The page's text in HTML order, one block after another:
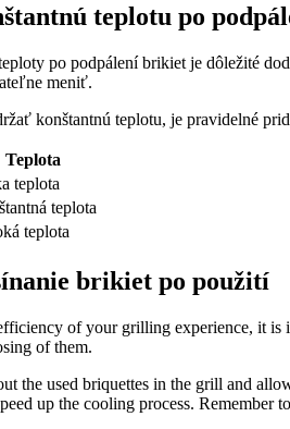
teplotu po
po podpálení brikiet je ‌dôležité
meniť.
konštantnú teplotu, ⁢je pravidelné⁢
Teplota
teplota
teplota
teplota
brikiet po použití
of your grilling experience, it
of⁣ them.‌
the ⁢used briquettes in the grill and
up the cooling ⁤process. Remember